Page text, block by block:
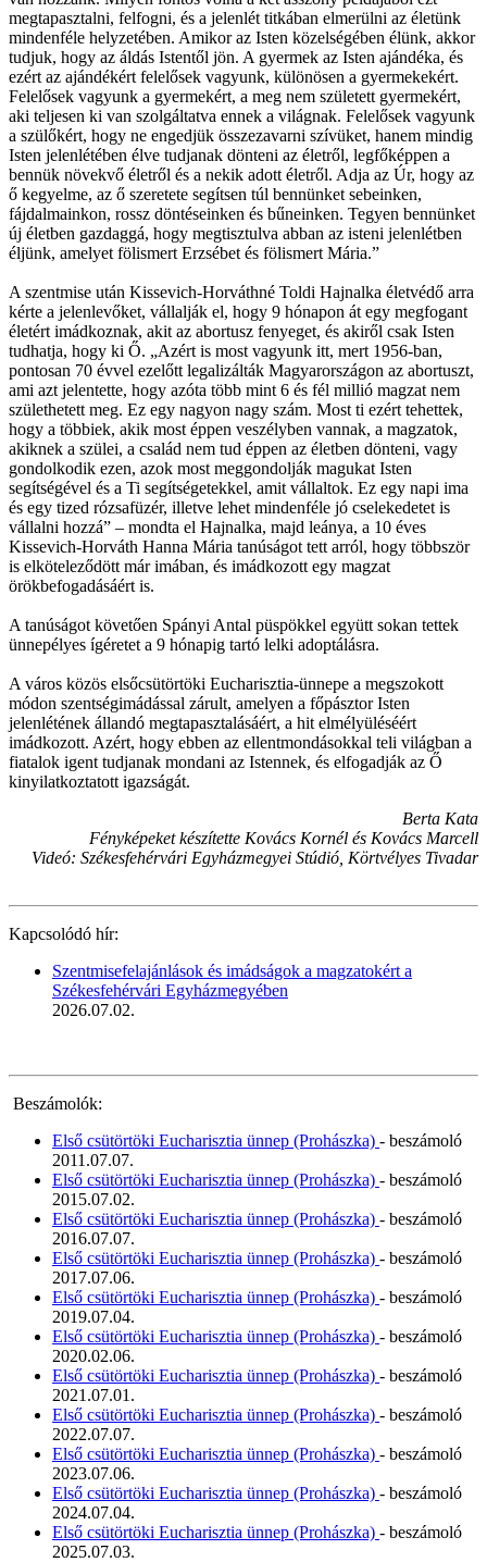
megtapasztalni, felfogni, és a jelenlét titkában elmerülni az életünk
mindenféle helyzetében. Amikor az Isten közelségében élünk, akkor
tudjuk, hogy az áldás Istentől jön. A gyermek az Isten ajándéka, és
ezért az ajándékért felelősek vagyunk, különösen a gyermekekért.
Felelősek vagyunk a gyermekért, a meg nem született gyermekért,
aki teljesen ki van szolgáltatva ennek a világnak. Felelősek vagyunk
a szülőkért, hogy ne engedjük összezavarni szívüket, hanem mindig
Isten jelenlétében élve tudjanak dönteni az életről, legfőképpen a
bennük növekvő életről és a nekik adott életről. Adja az Úr, hogy az
ő kegyelme, az ő szeretete segítsen túl bennünket sebeinken,
fájdalmainkon, rossz döntéseinken és bűneinken. Tegyen bennünket
új életben gazdaggá, hogy megtisztulva abban az isteni jelenlétben
éljünk, amelyet fölismert Erzsébet és fölismert Mária.”
A szentmise után Kissevich-Horváthné Toldi Hajnalka életvédő arra
kérte a jelenlevőket, vállalják el, hogy 9 hónapon át egy megfogant
életért imádkoznak, akit az abortusz fenyeget, és akiről csak Isten
tudhatja, hogy ki Ő. „Azért is most vagyunk itt, mert 1956-ban,
pontosan 70 évvel ezelőtt legalizálták Magyarországon az abortuszt,
ami azt jelentette, hogy azóta több mint 6 és fél millió magzat nem
születhetett meg. Ez egy nagyon nagy szám. Most ti ezért tehettek,
hogy a többiek, akik most éppen veszélyben vannak, a magzatok,
akiknek a szülei, a család nem tud éppen az életben dönteni, vagy
gondolkodik ezen, azok most meggondolják magukat Isten
segítségével és a Ti segítségetekkel, amit vállaltok. Ez egy napi ima
és egy tized rózsafüzér, illetve lehet mindenféle jó cselekedetet is
vállalni hozzá” – mondta el Hajnalka, majd leánya, a 10 éves
Kissevich-Horváth Hanna Mária tanúságot tett arról, hogy többször
is elköteleződött már imában, és imádkozott egy magzat
örökbefogadásáért is.
A tanúságot követően Spányi Antal püspökkel együtt sokan tettek
ünnepélyes ígéretet a 9 hónapig tartó lelki adoptálásra.
A város közös elsőcsütörtöki Eucharisztia-ünnepe a megszokott
módon szentségimádással zárult, amelyen a főpásztor Isten
jelenlétének állandó megtapasztalásáért, a hit elmélyüléséért
imádkozott. Azért, hogy ebben az ellentmondásokkal teli világban a
fiatalok igent tudjanak mondani az Istennek, és elfogadják az Ő
kinyilatkoztatott igazságát.
Berta Kata
Fényképeket készítette Kovács Kornél és Kovács Marcell
Videó: Székesfehérvári Egyházmegyei Stúdió, Körtvélyes Tivadar
Kapcsolódó hír:
Szentmisefelajánlások és imádságok a magzatokért a
Székesfehérvári Egyházmegyében
2026.07.02.
Beszámolók:
Első csütörtöki Eucharisztia ünnep (Prohászka) - beszámoló
2011.07.07.
Első csütörtöki Eucharisztia ünnep (Prohászka) - beszámoló
2015.07.02.
Első csütörtöki Eucharisztia ünnep (Prohászka) - beszámoló
2016.07.07.
Első csütörtöki Eucharisztia ünnep (Prohászka) - beszámoló
2017.07.06.
Első csütörtöki Eucharisztia ünnep (Prohászka) - beszámoló
2019.07.04.
Első csütörtöki Eucharisztia ünnep (Prohászka) - beszámoló
2020.02.06.
Első csütörtöki Eucharisztia ünnep (Prohászka) - beszámoló
2021.07.01.
Első csütörtöki Eucharisztia ünnep (Prohászka) - beszámoló
2022.07.07.
Első csütörtöki Eucharisztia ünnep (Prohászka) - beszámoló
2023.07.06.
Első csütörtöki Eucharisztia ünnep (Prohászka) - beszámoló
2024.07.04.
Első csütörtöki Eucharisztia ünnep (Prohászka) - beszámoló
2025.07.03.